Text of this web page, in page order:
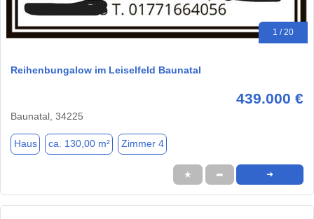
1 / 20
Reihenbungalow im Leiselfeld Baunatal
439.000 €
Baunatal, 34225
Haus ca. 130,00 m² Zimmer 4
★ ➦ ➜